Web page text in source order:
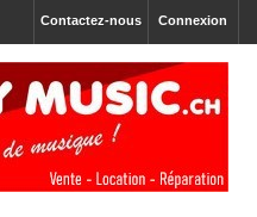
Connexion
Contactez-nous